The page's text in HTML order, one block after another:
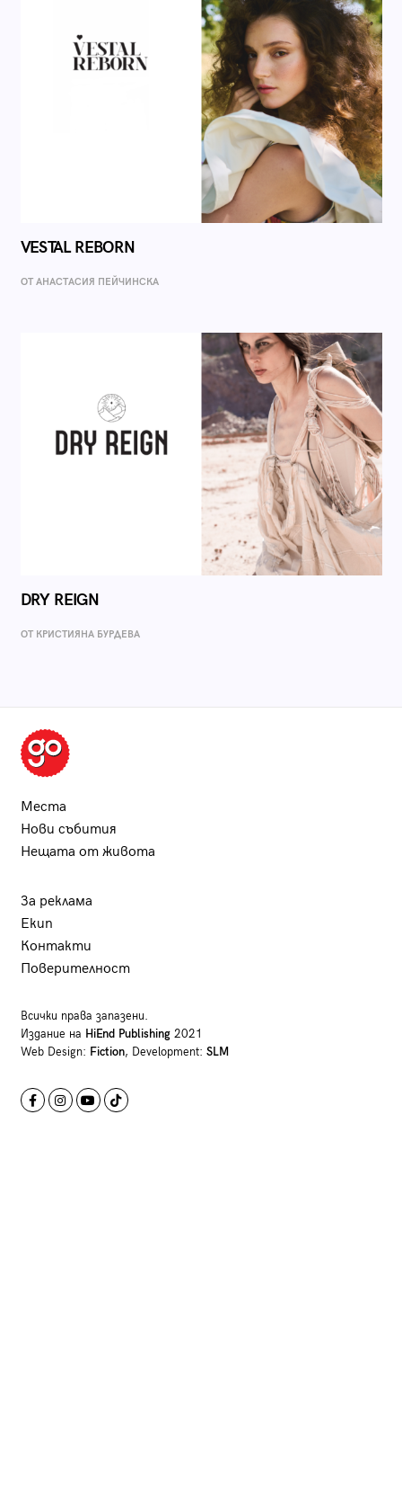
VESTAL REBORN
ОТ AНАСТАСИЯ ПЕЙЧИНСКА
DRY REIGN
ОТ КРИСТИЯНА БУРДЕВА
Места
Нови събития
Нещата от живота
За реклама
Екип
Контакти
Поверителност
Всички права запазени.
Издание на HiEnd Publishing2021
Web Design: Fiction, Development: SLM